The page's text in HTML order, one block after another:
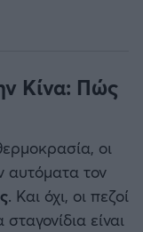
Κίνα: Πώς
οι
αυτόματα τον
. Και όχι, οι πεζοί
είναι